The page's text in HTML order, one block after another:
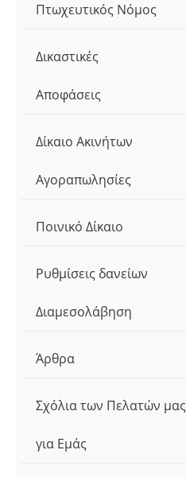
Πτωχευτικός Νόμος
Δικαστικές
Αποφάσεις
Δίκαιο Ακινήτων
Αγοραπωλησίες
Ποινικό Δίκαιο
Ρυθμίσεις δανείων
Διαμεσολάβηση
Άρθρα
Σχόλια των Πελατών μας
για Εμάς